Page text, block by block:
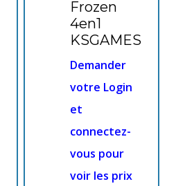
Frozen
4en1
KSGAMES
Demander
votre Login
et
connectez-
vous pour
voir les prix